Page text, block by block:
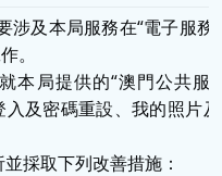
涉及本局服務在“電子服務
。
本局提供的“澳門公共服
入及密碼重設、我的照片
採取下列改善措施：